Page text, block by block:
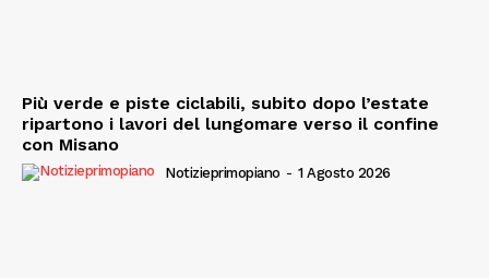
Più verde e piste ciclabili, subito dopo l’estate
ripartono i lavori del lungomare verso il confine
con Misano
Notizieprimopiano - 1 Agosto 2026